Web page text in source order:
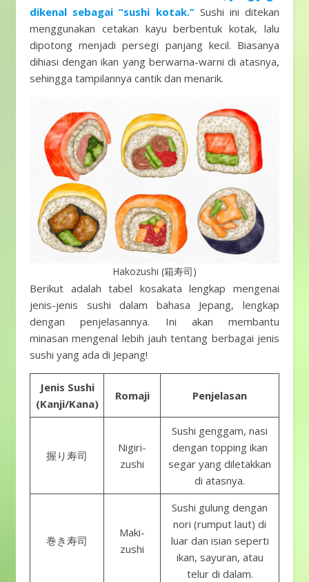
dikenal sebagai “sushi kotak.” Sushi ini ditekan
menggunakan cetakan kayu berbentuk kotak, lalu
dipotong menjadi persegi panjang kecil. Biasanya
dihiasi dengan ikan yang berwarna-warni di atasnya,
sehingga tampilannya cantik dan menarik.
Hakozushi (箱寿司)
Berikut adalah tabel kosakata lengkap mengenai
jenis-jenis sushi dalam bahasa Jepang, lengkap
dengan penjelasannya. Ini akan membantu
minasan mengenal lebih jauh tentang berbagai jenis
sushi yang ada di Jepang!
Jenis Sushi
(Kanji/Kana)
Romaji Penjelasan
握り寿司
Nigiri-
zushi
Sushi genggam, nasi
dengan topping ikan
segar yang diletakkan
di atasnya.
巻き寿司
Maki-
zushi
Sushi gulung dengan
nori (rumput laut) di
luar dan isian seperti
ikan, sayuran, atau
telur di dalam.